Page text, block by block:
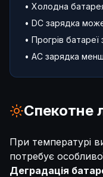
• Холодна
• DC зарядка
• Прогрів
• AC зарядка
Спекотне
При температурі
потребує
Деградація